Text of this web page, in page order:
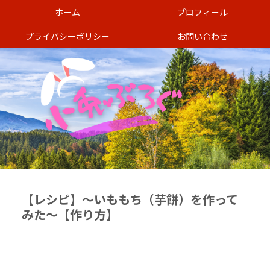
ホーム
プロフィール
プライバシーポリシー
お問い合わせ
【レシピ】〜いももち（芋餅）を作って
みた〜【作り方】